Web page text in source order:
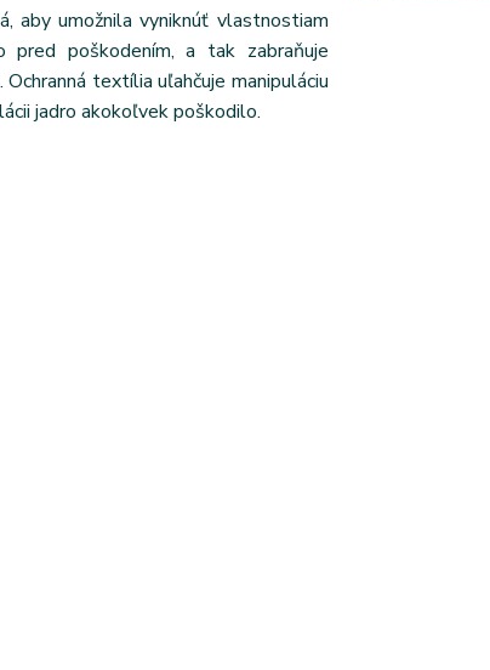
aby umožnila vyniknúť vlastnostiam
poškodením, a tak zabraňuje
textília uľahčuje manipuláciu
jadro akokoľvek poškodilo.